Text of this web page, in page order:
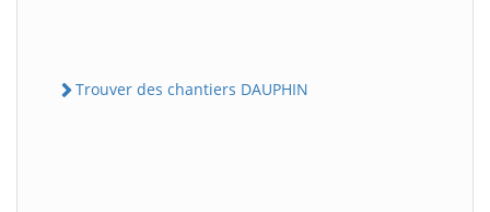
Trouver des chantiers DAUPHIN